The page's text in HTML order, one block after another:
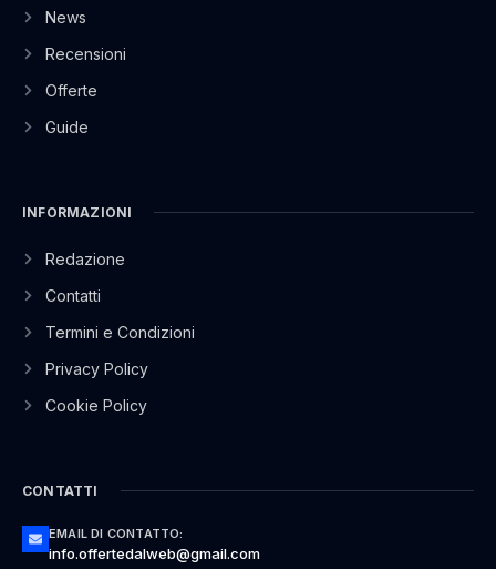
News
Recensioni
Offerte
Guide
INFORMAZIONI
Redazione
Contatti
Termini e Condizioni
Privacy Policy
Cookie Policy
CONTATTI
EMAIL DI CONTATTO:
info.offertedalweb@gmail.com